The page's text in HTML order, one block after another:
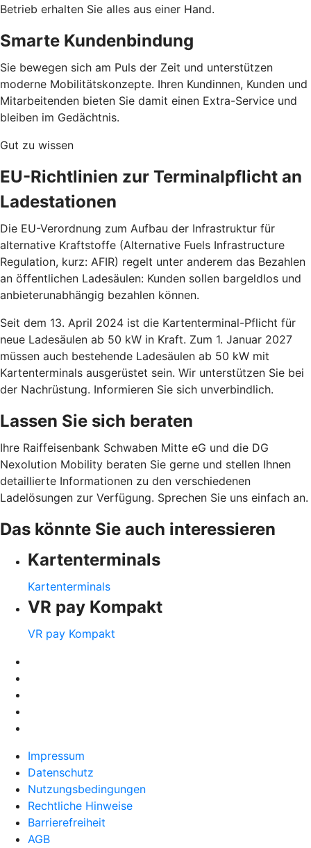
Betrieb erhalten Sie alles aus einer Hand.
Smarte Kundenbindung
Sie bewegen sich am Puls der Zeit und unterstützen
moderne Mobilitätskonzepte. Ihren Kundinnen, Kunden und
Mitarbeitenden bieten Sie damit einen Extra-Service und
bleiben im Gedächtnis.
Gut zu wissen
EU-Richtlinien zur Terminalpflicht an
Ladestationen
Die EU-Verordnung zum Aufbau der Infrastruktur für
alternative Kraftstoffe (Alternative Fuels Infrastructure
Regulation, kurz: AFIR) regelt unter anderem das Bezahlen
an öffentlichen Ladesäulen: Kunden sollen bargeldlos und
anbieterunabhängig bezahlen können.
Seit dem 13. April 2024 ist die Kartenterminal-Pflicht für
neue Ladesäulen ab 50 kW in Kraft. Zum 1. Januar 2027
müssen auch bestehende Ladesäulen ab 50 kW mit
Kartenterminals ausgerüstet sein. Wir unterstützen Sie bei
der Nachrüstung. Informieren Sie sich unverbindlich.
Lassen Sie sich beraten
Ihre Raiffeisenbank Schwaben Mitte eG und die DG
Nexolution Mobility beraten Sie gerne und stellen Ihnen
detaillierte Informationen zu den verschiedenen
Ladelösungen zur Verfügung. Sprechen Sie uns einfach an.
Das könnte Sie auch interessieren
Kartenterminals
Kartenterminals
VR pay Kompakt
VR pay Kompakt
Impressum
Datenschutz
Nutzungsbedingungen
Rechtliche Hinweise
Barrierefreiheit
AGB